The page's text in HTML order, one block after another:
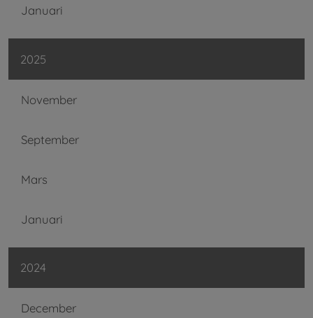
Januari
2025
November
September
Mars
Januari
2024
December